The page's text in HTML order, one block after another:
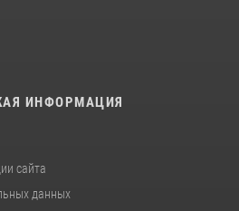
ИНФОРМАЦИЯ
сайта
данных